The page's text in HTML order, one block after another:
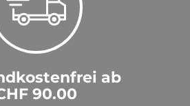
ab
90.00